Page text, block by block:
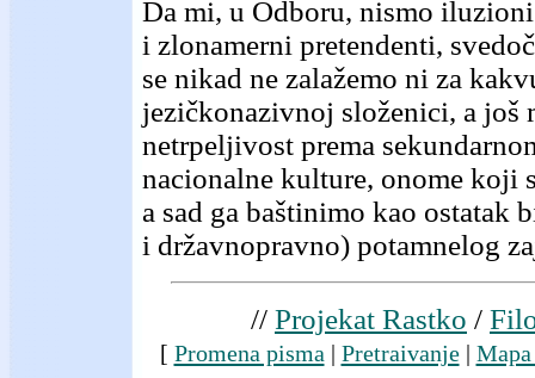
Da mi, u Odboru, nismo
i zlonamerni pretendenti,
se nikad ne zalažemo ni za
jezičkonazivnoj složenici, a još
netrpeljivost prema
nacionalne kulture, onome koji
a sad ga baštinimo kao ostatak
i državnopravno) potamnelog
// Projekat Rastko /
[ Promena pisma | Pretraivanje|